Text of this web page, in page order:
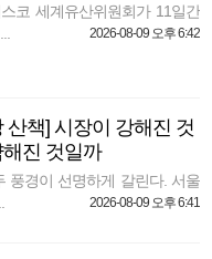
코 세계유산위원회가 11일간
2026-08-09 오후 6:42
산책] 시장이 강해진 것
진 것일까
풍경이 선명하게 갈린다. 서울
2026-08-09 오후 6:41